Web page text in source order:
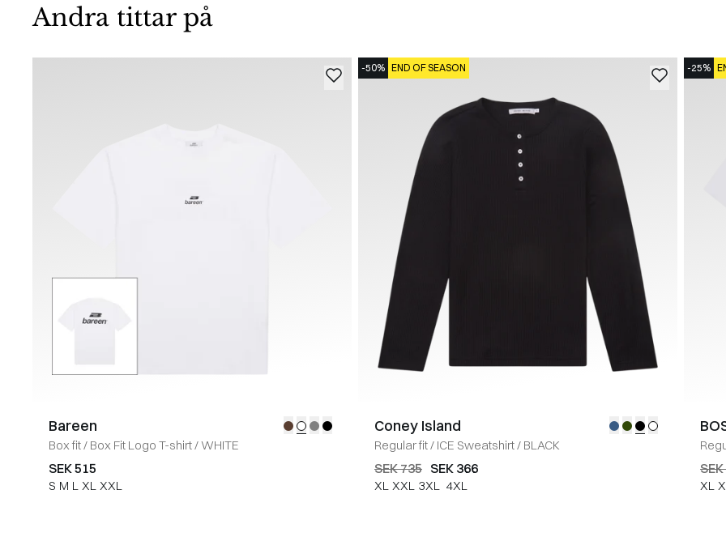
Andra tittar på
Bareen
Box fit/ Box Fit Logo T-shirt/WHITE
SEK 515
S M L XL XXL
-50% END OF SEASON
Coney Island
Regular fit/ ICE Sweatshirt/ BLACK
SEK 735 SEK 366
XL XXL 3XL 4XL
-25%
XL